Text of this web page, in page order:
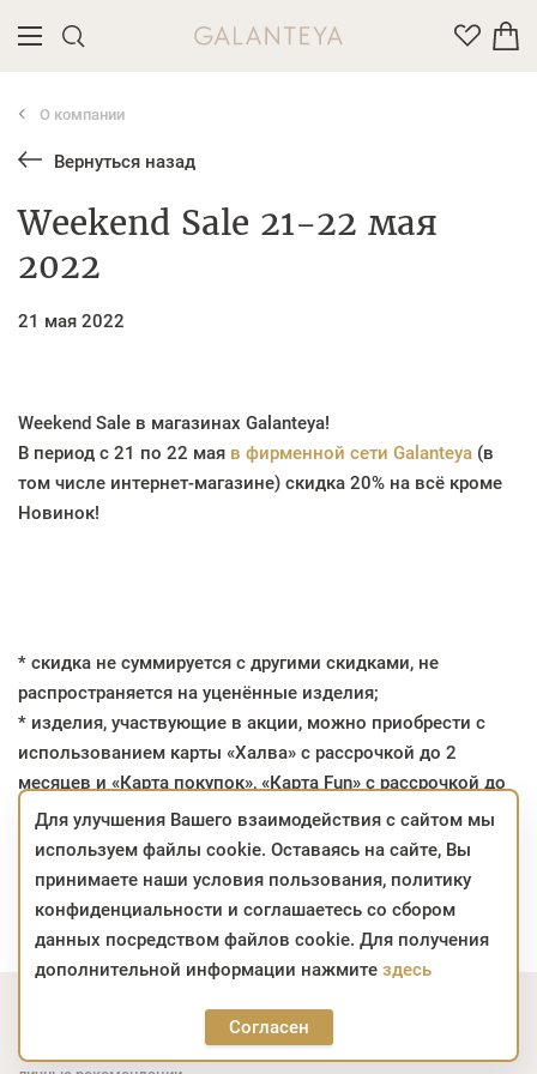
Введите название или артикул товара
О компании
Вернуться назад
Weekend Sale 21-22 мая
2022
21 мая 2022
Weekend Sale в магазинах Galanteya!
В период с 21 по 22 мая в фирменной сети Galanteya (в
том числе интернет-магазине) скидка 20% на всё кроме
Новинок!
* скидка не суммируется с другими скидками, не
распространяется на уценённые изделия;
* изделия, участвующие в акции, можно приобрести с
использованием карты «Халва» с рассрочкой до 2
месяцев и «Карта покупок», «Карта Fun» с рассрочкой до
4 месяцев;
* на заказы, сформированные в интернет-магазине в
период проведения акции, скидка сохраняется до
момента приобретения.
Подпишитесь на акции
Узнавайте о выгодных предложениях и получайте
Для улучшения Вашего взаимодействия с сайтом мы
используем файлы cookie. Оставаясь на сайте, Вы
принимаете наши условия пользования, политику
конфиденциальности и соглашаетесь со сбором
данных посредством файлов cookie. Для получения
дополнительной информации нажмите здесь
Согласен